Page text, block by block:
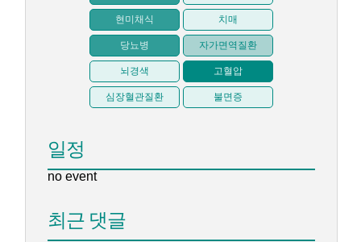
현미채식 치매
당뇨병 자가면역질환
뇌경색 고혈압
심장혈관질환 불면증
일정
no event
최근 댓글